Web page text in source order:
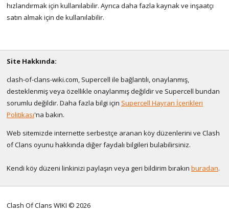
hızlandırmak için kullanılabilir. Ayrıca daha fazla kaynak ve inşaatçı
satın almak için de kullanılabilir.
Site Hakkında:
clash-of-clans-wiki.com, Supercell ile bağlantılı, onaylanmış,
desteklenmiş veya özellikle onaylanmış değildir ve Supercell bundan
sorumlu değildir. Daha fazla bilgi için Supercell Hayran İçerikleri
Politikası'na bakın.
Web sitemizde internette serbestçe aranan köy düzenlerini ve Clash
of Clans oyunu hakkında diğer faydalı bilgileri bulabilirsiniz.
Kendi köy düzeni linkinizi paylaşın veya geri bildirim bırakın buradan.
Clash Of Clans WIKI © 2026